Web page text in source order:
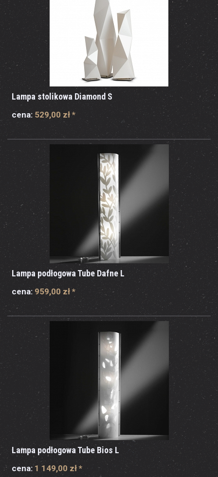
Lampa stolikowa Diamond S
cena: 529,00 zł *
Lampa podłogowa Tube Dafne L
cena: 959,00 zł *
Lampa podłogowa Tube Bios L
cena: 1 149,00 zł *